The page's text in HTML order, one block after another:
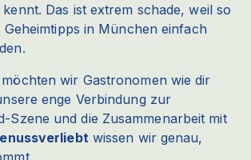
Das ist extrem schade, weil so
in München einfach
wir Gastronomen wie dir
enge Verbindung zur
Szene und die Zusammenarbeit mit
wissen wir genau,